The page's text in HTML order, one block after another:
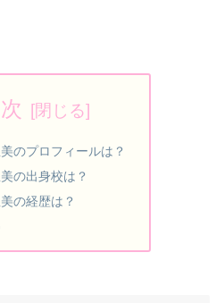
のプロフィールは？
の出身校は？
の経歴は？